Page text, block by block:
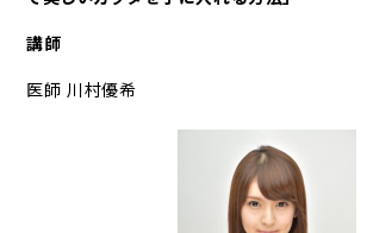
講師
医師 川村優希